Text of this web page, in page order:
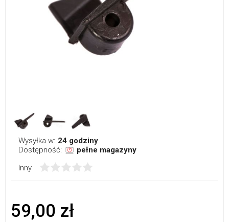
Wysyłka w: 24 godziny
Dostępność:
pełne magazyny
Inny
59,00 zł